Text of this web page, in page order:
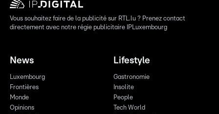
Vous souhaitez faire de la publicité sur RTL.lu ? Prenez contact
directement avec notre régie publicitaire IPLuxembourg
News
Luxembourg
Frontières
Monde
Opinions
Lifestyle
Gastronomie
Insolite
People
Tech World